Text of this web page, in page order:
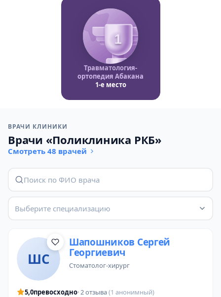
1
Травматология-
ортопедия Абакана
1-е место
ВРАЧИ КЛИНИКИ
Врачи «Поликлиника РКБ»
Смотреть 48 врачей
Выберите специализацию
ШС
Шапошников Сергей
Георгиевич
стоматолог-хирург
5,0превосходно· 2 отзыва(1 анонимный)